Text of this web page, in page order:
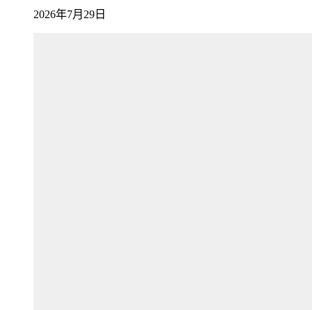
2026年7月29日